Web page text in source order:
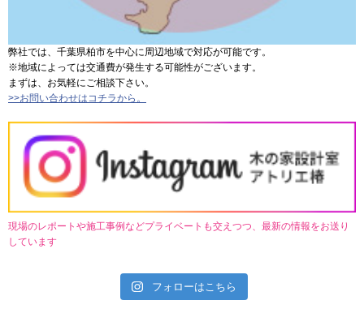
弊社では、千葉県柏市を中心に周辺地域で対応が可能です。
※地域によっては交通費が発生する可能性がございます。
まずは、お気軽にご相談下さい。
>>お問い合わせはコチラから。
現場のレポートや施工事例などプライベートも交えつつ、最新の情報をお送り
しています
フォローはこちら